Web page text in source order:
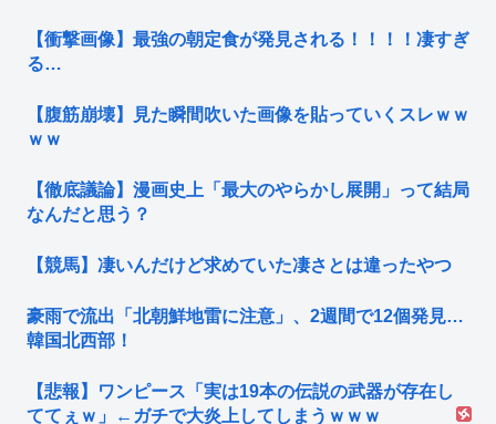
【衝撃画像】最強の朝定食が発見される！！！！凄すぎ
る…
【腹筋崩壊】見た瞬間吹いた画像を貼っていくスレｗｗ
ｗｗ
【徹底議論】漫画史上「最大のやらかし展開」って結局
なんだと思う？
【競馬】凄いんだけど求めていた凄さとは違ったやつ
豪雨で流出「北朝鮮地雷に注意」、2週間で12個発見…
韓国北西部！
【悲報】ワンピース「実は19本の伝説の武器が存在し
ててぇｗ」←ガチで大炎上してしまうｗｗｗ